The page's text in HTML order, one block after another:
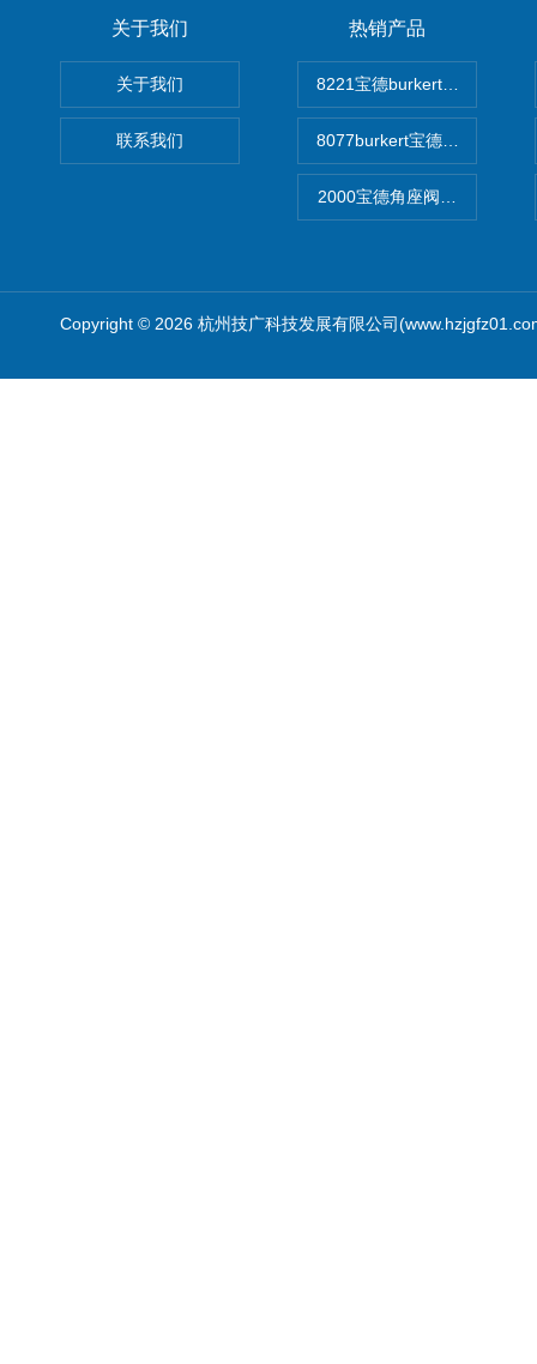
关于我们
关于我们
联系我们
热销产品
8221宝德burkert电导率探头
8077burkert宝德椭圆齿轮脉
2000宝德角座阀德国宝帝
Copyright © 2026 杭州技广科技发展有限公司